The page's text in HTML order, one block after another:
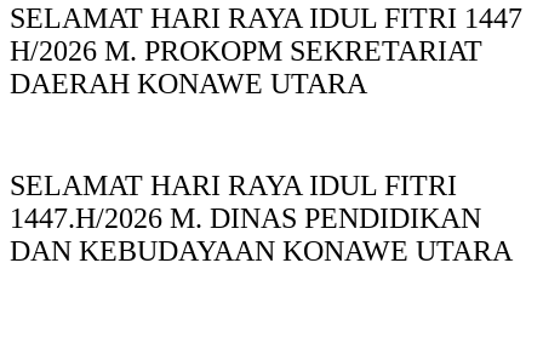
SELAMAT HARI RAYA IDUL FITRI 1447
H/2026 M. PROKOPM SEKRETARIAT
DAERAH KONAWE UTARA
SELAMAT HARI RAYA IDUL FITRI
1447.H/2026 M. DINAS PENDIDIKAN
DAN KEBUDAYAAN KONAWE UTARA